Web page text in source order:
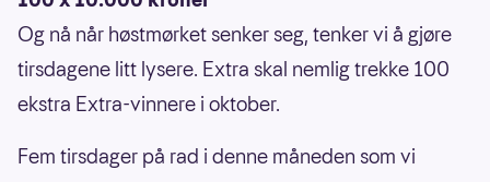
Og nå når høstmørket senker seg, tenker vi å gjøre
tirsdagene litt lysere. Extra skal nemlig trekke 100
ekstra Extra-vinnere i oktober.
Fem tirsdager på rad i denne måneden som vi